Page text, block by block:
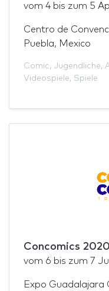
vom 4 bis zum 5
Centro de
Puebla, Mexico
Comic, Jugendliche,
Videospiele, Spiele
Concomics 2020
vom 6 bis zum 7
Expo Guadalajara